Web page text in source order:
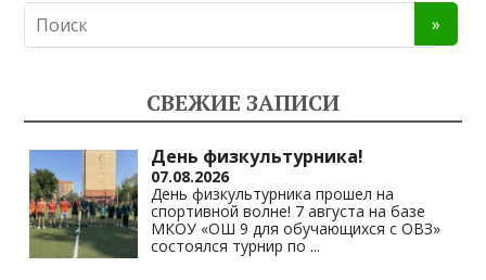
СВЕЖИЕ ЗАПИСИ
День физкультурника!
07.08.2026
День физкультурника прошел на
спортивной волне! 7 августа на базе
МКОУ «ОШ 9 для обучающихся с ОВЗ»
состоялся турнир по ...